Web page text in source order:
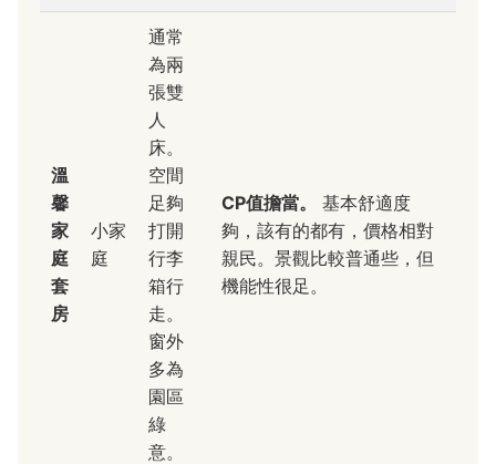
溫
馨
家
庭
套
房
小家
庭
通常
為兩
張雙
人
床。
空間
足夠
打開
行李
箱行
走。
窗外
多為
園區
綠
意。
CP值擔當。
基本舒適度
夠，該有的都有，價格相對
親民。景觀比較普通些，但
機能性很足。